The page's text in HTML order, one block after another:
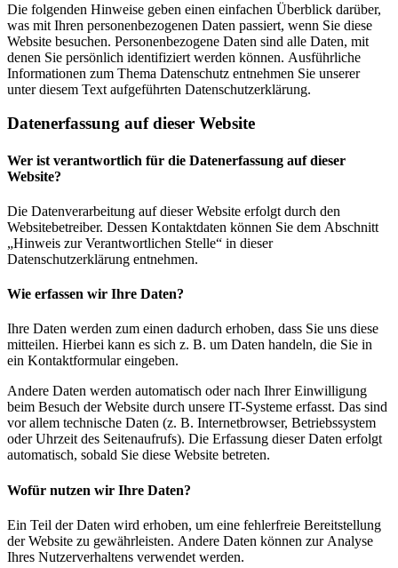
Die folgenden Hinweise geben einen einfachen Überblick darüber,
was mit Ihren personenbezogenen Daten passiert, wenn Sie diese
Website besuchen. Personenbezogene Daten sind alle Daten, mit
denen Sie persönlich identifiziert werden können. Ausführliche
Informationen zum Thema Datenschutz entnehmen Sie unserer
unter diesem Text aufgeführten Datenschutzerklärung.
Datenerfassung auf dieser Website
Wer ist verantwortlich für die Datenerfassung auf dieser
Website?
Die Datenverarbeitung auf dieser Website erfolgt durch den
Websitebetreiber. Dessen Kontaktdaten können Sie dem Abschnitt
„Hinweis zur Verantwortlichen Stelle“ in dieser
Datenschutzerklärung entnehmen.
Wie erfassen wir Ihre Daten?
Ihre Daten werden zum einen dadurch erhoben, dass Sie uns diese
mitteilen. Hierbei kann es sich z. B. um Daten handeln, die Sie in
ein Kontaktformular eingeben.
Andere Daten werden automatisch oder nach Ihrer Einwilligung
beim Besuch der Website durch unsere IT-Systeme erfasst. Das sind
vor allem technische Daten (z. B. Internetbrowser, Betriebssystem
oder Uhrzeit des Seitenaufrufs). Die Erfassung dieser Daten erfolgt
automatisch, sobald Sie diese Website betreten.
Wofür nutzen wir Ihre Daten?
Ein Teil der Daten wird erhoben, um eine fehlerfreie Bereitstellung
der Website zu gewährleisten. Andere Daten können zur Analyse
Ihres Nutzerverhaltens verwendet werden.